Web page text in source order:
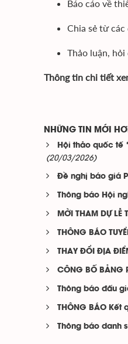
Báo cáo về
Chia sẻ từ các
Thảo luận, hỏi
Thông tin chi tiết
NHỮNG TIN MỚI
Hội thảo quốc tế
(20/03/2026)
Đề nghị báo giá
Thông báo Hội
MỜI THAM DỰ LỄ
THÔNG BÁO
THAY ĐỔI ĐỊA
CÔNG BỐ BẢNG
Thông báo đấu
THÔNG BÁO
Thông báo danh